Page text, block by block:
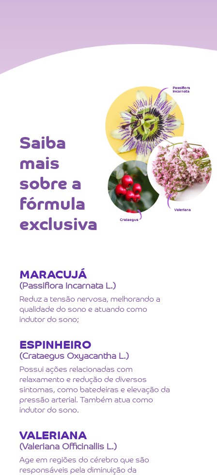
Saiba
mais
sobre a
fórmula
exclusiva
MARACUJÁ
(Passiflora Incarnata L.)
Reduz a tensão nervosa, melhorando a
qualidade do sono e atuando como
indutor do sono;
ESPINHEIRO
(Crataegus Oxyacantha L.)
Possui ações relacionadas com
relaxamento e redução de diversos
sintomas, como batedeiras e elevação da
pressão arterial. Também atua como
indutor do sono.
VALERIANA
(Valeriana Officinallis L.)
Age em regiões do cérebro que são
responsáveis pela diminuição da